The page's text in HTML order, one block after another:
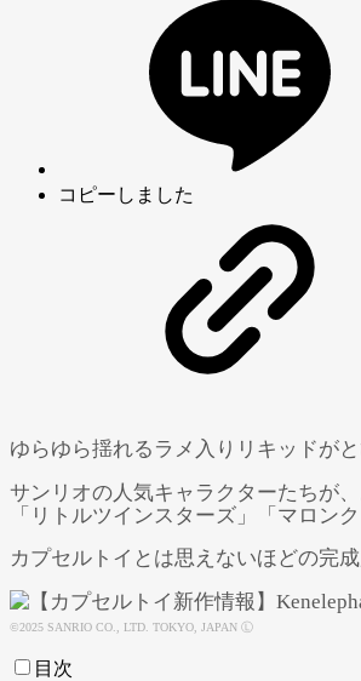
コピーしました
ゆらゆら揺れるラメ入りリキッドが
サンリオの人気キャラクターたちが
「リトルツインスターズ」「マロン
カプセルトイとは思えないほどの完
©2025 SANRIO CO., LTD. TOKYO, JAPAN Ⓛ
目次